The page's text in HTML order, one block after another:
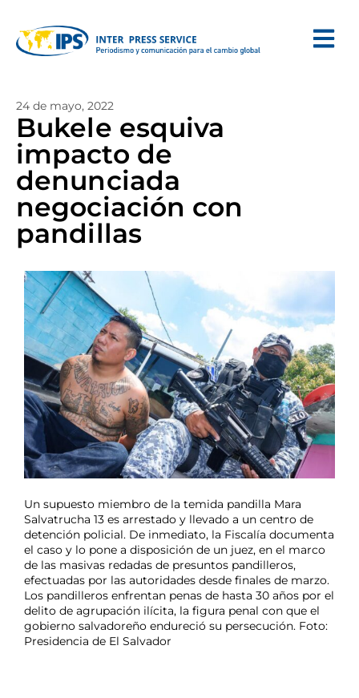
24 de mayo, 2022
Bukele esquiva
impacto de
denunciada
negociación con
pandillas
Un supuesto miembro de la temida pandilla Mara
Salvatrucha 13 es arrestado y llevado a un centro de
detención policial. De inmediato, la Fiscalía documenta
el caso y lo pone a disposición de un juez, en el marco
de las masivas redadas de presuntos pandilleros,
efectuadas por las autoridades desde finales de marzo.
Los pandilleros enfrentan penas de hasta 30 años por el
delito de agrupación ilícita, la figura penal con que el
gobierno salvadoreño endureció su persecución. Foto:
Presidencia de El Salvador